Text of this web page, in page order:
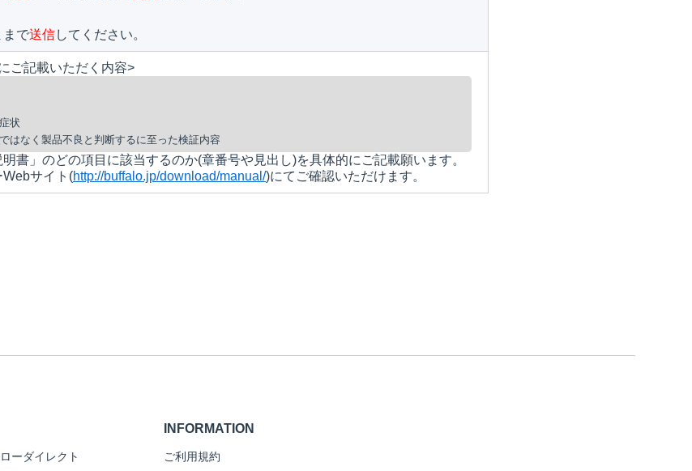
まで送信してください。
ご記載いただく内容>
状
はなく製品不良と判断するに至った検証内容
書」のどの項目に該当するのか(章番号や見出し)を具体的にご記載願います。
サイト(http://buffalo.jp/download/manual/)にてご確認いただけます。
ーダイレクト
INFORMATION
ご利用規約